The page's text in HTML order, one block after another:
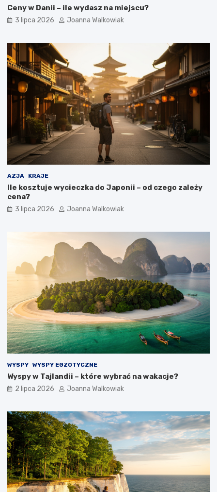
Ceny w Danii – ile wydasz na miejscu?
3 lipca 2026 Joanna Walkowiak
AZJA KRAJE
Ile kosztuje wycieczka do Japonii – od czego zależy
cena?
3 lipca 2026 Joanna Walkowiak
WYSPY WYSPY EGZOTYCZNE
Wyspy w Tajlandii – które wybrać na wakacje?
2 lipca 2026 Joanna Walkowiak